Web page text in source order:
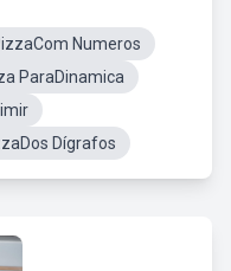
Numeros
ParaDinamica
Dígrafos